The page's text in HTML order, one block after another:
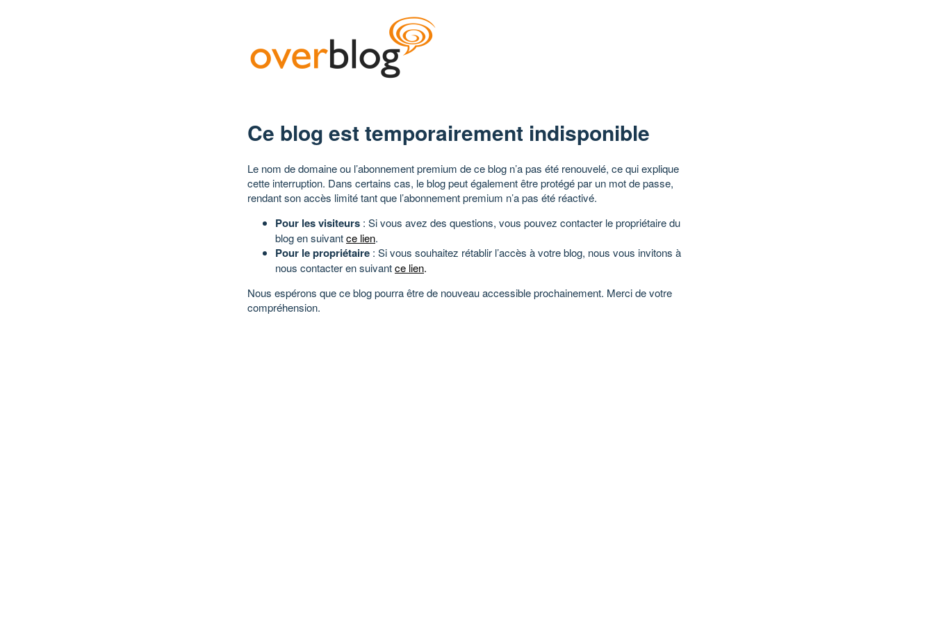
Ce blog est temporairement indisponible
Le nom de domaine ou l’abonnement premium de ce blog n’a pas été renouvelé, ce qui explique
cette interruption. Dans certains cas, le blog peut également être protégé par un mot de passe,
rendant son accès limité tant que l’abonnement premium n’a pas été réactivé.
Pour les visiteurs : Si vous avez des questions, vous pouvez contacter le propriétaire du
blog en suivantce lien.
Pour le propriétaire : Si vous souhaitez rétablir l’accès à votre blog, nous vous invitons à
nous contacter en suivantce lien.
Nous espérons que ce blog pourra être de nouveau accessible prochainement. Merci de votre
compréhension.